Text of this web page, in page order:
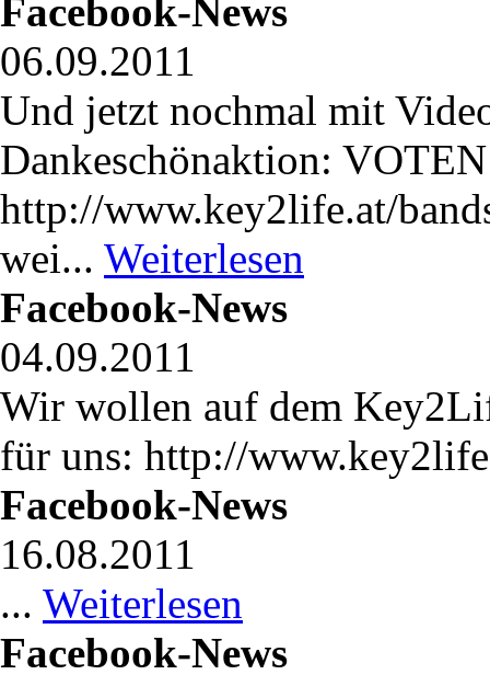
Facebook-News
06.09.2011
Und jetzt nochmal mit
Dankeschönaktion:
http://www.key2life.at/
wei... Weiterlesen
Facebook-News
04.09.2011
Wir wollen auf dem
für uns: http://
Facebook-News
16.08.2011
... Weiterlesen
Facebook-News